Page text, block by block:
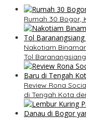
Rumah 30 Bogor,
Nakotiam
Tol
Review Rona
di Tengah Kota